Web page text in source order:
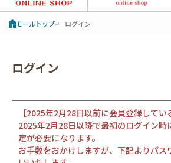
モールトップ ログイン
ログイン
【2025年2月28日以前に会員登録してい
2025年2月28日以降で最初のログイン時
定が必要になります。
お手数をおかけしますが、下記よりパス